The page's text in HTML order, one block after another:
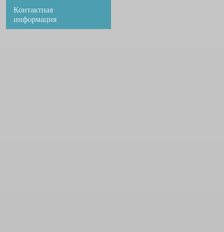
Контактная
информация